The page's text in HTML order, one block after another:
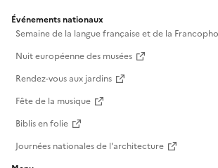
Événements nationaux
Semaine de la langue française et de la
Nuit européenne des musées
Rendez-vous aux jardins
Fête de la musique
Biblis en folie
Journées nationales de l'architecture